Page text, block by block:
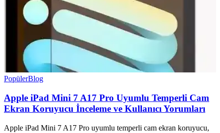
PopülerBlog
Apple iPad Mini 7 A17 Pro Uyumlu Temperli Cam
Ekran Koruyucu İnceleme ve Kullanıcı Yorumları
Apple iPad Mini 7 A17 Pro uyumlu temperli cam ekran koruyucu,